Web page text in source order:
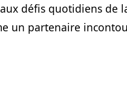
défis quotidiens de
un partenaire